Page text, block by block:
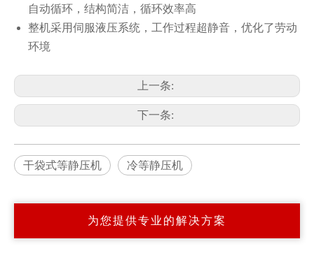
自动循环，结构简洁，循环效率高
整机采用伺服液压系统，工作过程超静音，优化了劳动
环境
上一条:
下一条:
干袋式等静压机 冷等静压机
为您提供专业的解决方案